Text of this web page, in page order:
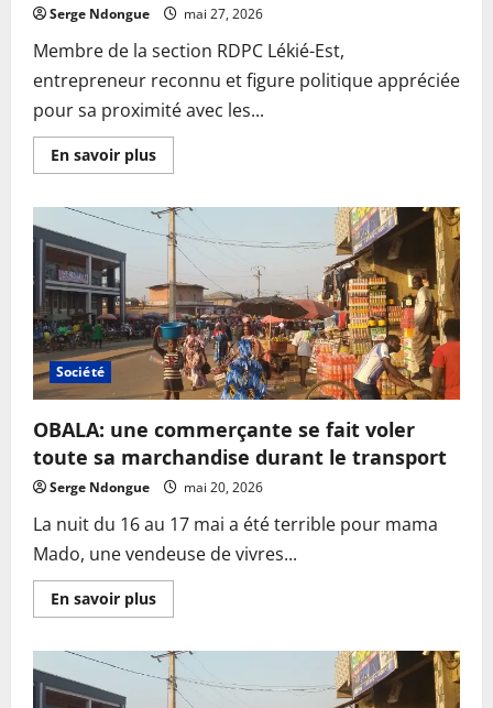
Serge Ndongue mai 27, 2026
Membre de la section RDPC Lékié-Est,
entrepreneur reconnu et figure politique appréciée
pour sa proximité avec les...
En savoir plusEn
savoir
Fête
de
l’unité
nationale:
Jacques
EKANI
en
communion
avec
la
base
militante
Société
OBALA: une commerçante se fait voler
toute sa marchandise durant le transport
Serge Ndongue mai 20, 2026
La nuit du 16 au 17 mai a été terrible pour mama
Mado, une vendeuse de vivres...
En savoir plusEn
savoir
OBALA:
une
commerçante